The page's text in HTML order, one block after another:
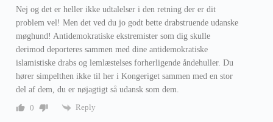
Nej og det er heller ikke udtalelser i den retning der er dit
problem vel! Men det ved du jo godt bette drabstruende udanske
møghund! Antidemokratiske ekstremister som dig skulle
derimod deporteres sammen med dine antidemokratiske
islamistiske drabs og lemlæstelses forherligende åndehuller. Du
hører simpelthen ikke til her i Kongeriget sammen med en stor
del af dem, du er nøjagtigt så udansk som dem.
0
Reply